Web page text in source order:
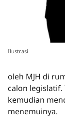
Ilustrasi
oleh MJH di
calon
kemudian
menemuinya.